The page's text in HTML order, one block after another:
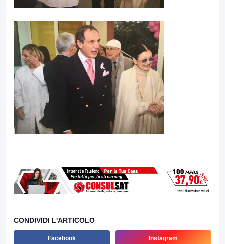
CONDIVIDI L'ARTICOLO
Facebook Instagram